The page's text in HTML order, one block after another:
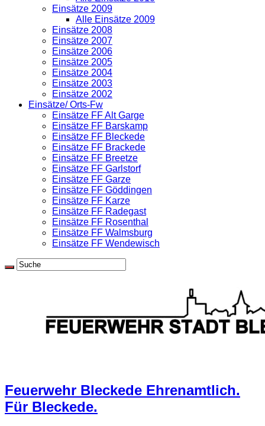
Einsätze 2009
Alle Einsätze 2009
Einsätze 2008
Einsätze 2007
Einsätze 2006
Einsätze 2005
Einsätze 2004
Einsätze 2003
Einsätze 2002
Einsätze/ Orts-Fw
Einsätze FF Alt Garge
Einsätze FF Barskamp
Einsätze FF Bleckede
Einsätze FF Brackede
Einsätze FF Breetze
Einsätze FF Garlstorf
Einsätze FF Garze
Einsätze FF Göddingen
Einsätze FF Karze
Einsätze FF Radegast
Einsätze FF Rosenthal
Einsätze FF Walmsburg
Einsätze FF Wendewisch
Feuerwehr Bleckede Ehrenamtlich.
Für Bleckede.